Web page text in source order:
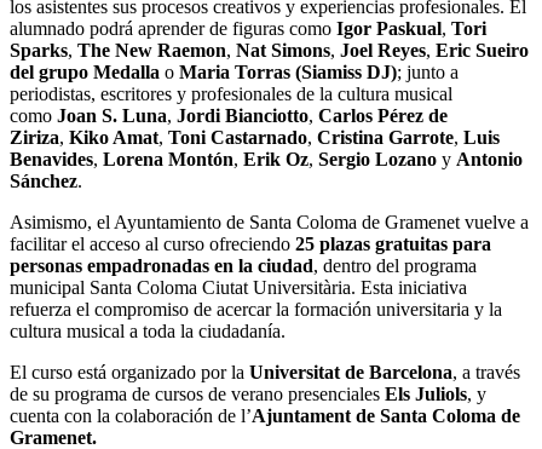
los asistentes sus procesos creativos y experiencias profesionales. El
alumnado podrá aprender de figuras como Igor Paskual, Tori
Sparks, The New Raemon, Nat Simons, Joel Reyes, Eric Sueiro
del grupo Medalla o Maria Torras (Siamiss DJ); junto a
periodistas, escritores y profesionales de la cultura musical
como Joan S. Luna, Jordi Bianciotto, Carlos Pérez de
Ziriza, Kiko Amat, Toni Castarnado, Cristina Garrote, Luis
Benavides, Lorena Montón, Erik Oz, Sergio Lozano y Antonio
Sánchez.
Asimismo, el Ayuntamiento de Santa Coloma de Gramenet vuelve a
facilitar el acceso al curso ofreciendo 25 plazas gratuitas para
personas empadronadas en la ciudad, dentro del programa
municipal Santa Coloma Ciutat Universitària. Esta iniciativa
refuerza el compromiso de acercar la formación universitaria y la
cultura musical a toda la ciudadanía.
El curso está organizado por la Universitat de Barcelona, a través
de su programa de cursos de verano presenciales Els Juliols, y
cuenta con la colaboración de l’Ajuntament de Santa Coloma de
Gramenet.